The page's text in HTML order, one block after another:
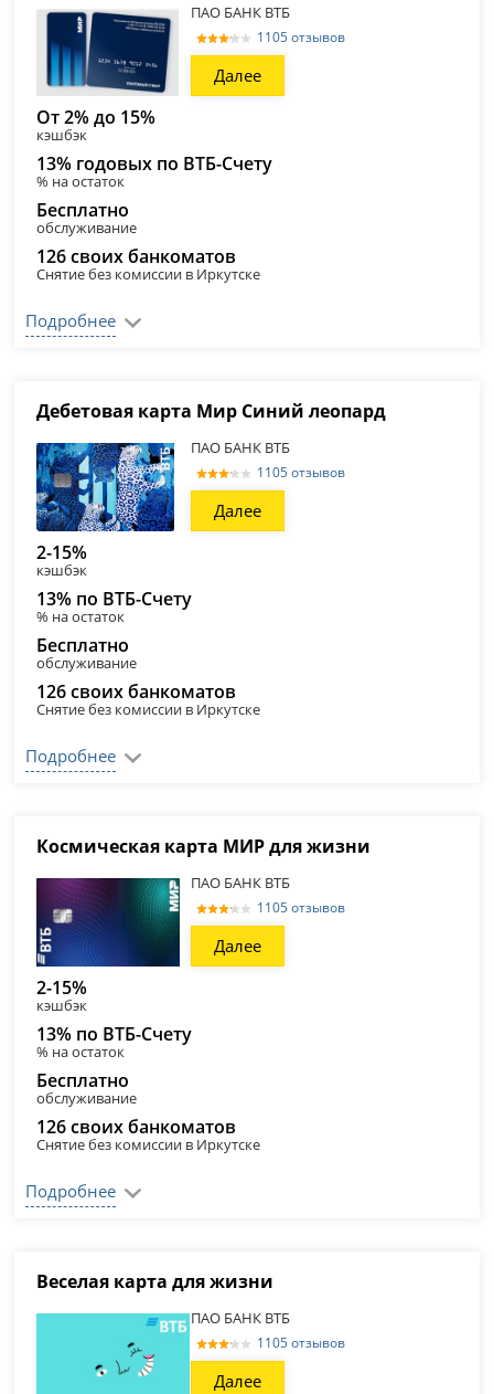
ПАО БАНК ВТБ
1105 отзывов
Далее
От 2% до 15%
кэшбэк
13% годовых по ВТБ-Счету
% на остаток
Бесплатно
обслуживание
126 своих банкоматов
Снятие без комиссии в Иркутске
Подробнее
Дебетовая карта Мир Синий леопард
ПАО БАНК ВТБ
1105 отзывов
Далее
2-15%
кэшбэк
13% по ВТБ-Счету
% на остаток
Бесплатно
обслуживание
126 своих банкоматов
Снятие без комиссии в Иркутске
Подробнее
Космическая карта МИР для жизни
ПАО БАНК ВТБ
1105 отзывов
Далее
2-15%
кэшбэк
13% по ВТБ-Счету
% на остаток
Бесплатно
обслуживание
126 своих банкоматов
Снятие без комиссии в Иркутске
Подробнее
Веселая карта для жизни
ПАО БАНК ВТБ
1105 отзывов
Далее